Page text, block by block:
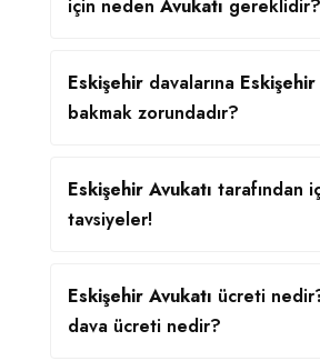
için neden Avukatı gereklidir?
Eskişehir davalarına Eskişehir
bakmak zorundadır?
Eskişehir Avukatı tarafından
tavsiyeler!
Eskişehir Avukatı ücreti
dava ücreti nedir?